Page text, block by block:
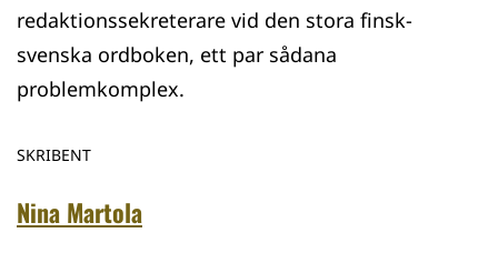
redaktionssekreterare vid den stora finsk-
svenska ordboken, ett par sådana
problemkomplex.
SKRIBENT
Nina Martola